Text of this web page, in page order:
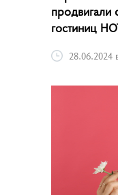
продвигали
гостиниц
28.06.2024